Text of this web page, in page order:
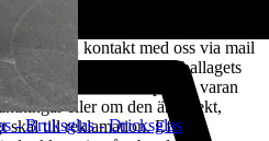
ta kontakt med oss via mail
bilder på varan samt emballagets
att det är skillnad på om varan
eller om den är defekt,
skäl till reklamation. Efter
- Bruksglas - Dricksglas